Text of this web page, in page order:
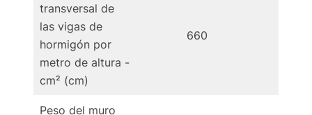
transversal de
las vigas de
hormigón por
metro de altura -
cm² (cm)
660
Peso del muro